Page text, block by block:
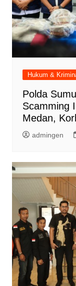
Hukum &
Polda
Scamming
Medan,
admingen